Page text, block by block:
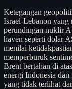
Ketegangan
Israel-Lebanon
perundingan nuklir
haven seperti dolar
menilai
memperburuk
Brent bertahan di
energi Indonesia dan
yang tidak terlihat